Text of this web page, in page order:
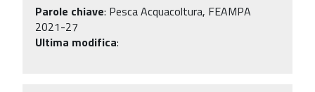
Parole chiave: Pesca Acquacoltura, FEAMPA
2021-27
Ultima modifica: